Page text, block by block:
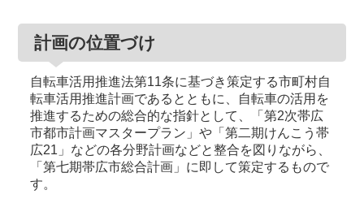
計画の位置づけ
自転車活用推進法第11条に基づき策定する市町村自
転車活用推進計画であるとともに、自転車の活用を
推進するための総合的な指針として、「第2次帯広
市都市計画マスタープラン」や「第二期けんこう帯
広21」などの各分野計画などと整合を図りながら、
「第七期帯広市総合計画」に即して策定するもので
す。